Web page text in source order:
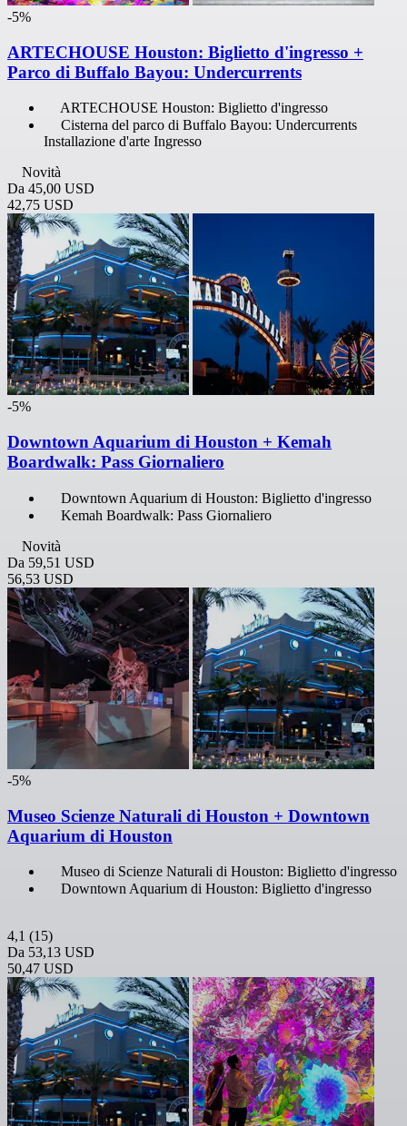
-5%
ARTECHOUSE Houston: Biglietto d'ingresso +
Parco di Buffalo Bayou: Undercurrents
ARTECHOUSE Houston: Biglietto d'ingresso
Cisterna del parco di Buffalo Bayou: Undercurrents
Installazione d'arte Ingresso
Novità
Da 45,00 USD
42,75 USD
-5%
Downtown Aquarium di Houston + Kemah
Boardwalk: Pass Giornaliero
Downtown Aquarium di Houston: Biglietto d'ingresso
Kemah Boardwalk: Pass Giornaliero
Novità
Da 59,51 USD
56,53 USD
-5%
Museo Scienze Naturali di Houston + Downtown
Aquarium di Houston
Museo di Scienze Naturali di Houston: Biglietto d'ingresso
Downtown Aquarium di Houston: Biglietto d'ingresso
4,1 (15)
Da 53,13 USD
50,47 USD